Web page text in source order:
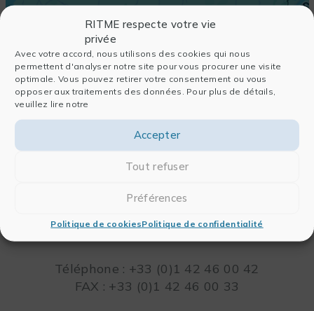
RITME respecte votre vie
privée
Avec votre accord, nous utilisons des cookies qui nous
permettent d'analyser notre site pour vous procurer une visite
optimale. Vous pouvez retirer votre consentement ou vous
opposer aux traitements des données. Pour plus de détails,
veuillez lire notre
Accepter
Tout refuser
Préférences
Politique de cookiesPolitique de confidentialité
RITME
75018 PARIS – FRANCE
Téléphone : +33 (0)1 42 46 00 42
FAX : +33 (0)1 42 46 00 33